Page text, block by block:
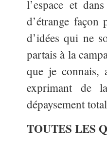
l’espace et
d’étrange
d’idées qui ne
partais à la
que je connais,
exprimant de
dépaysement
TOUTES LES